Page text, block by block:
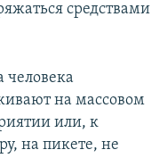
средствами
человека
на массовом
или, к
на пикете, не